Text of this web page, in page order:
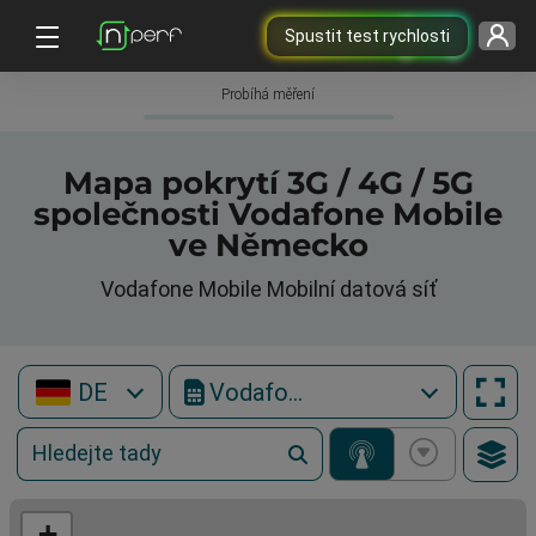
Spustit test rychlosti
Probíhá měření
Mapa pokrytí 3G / 4G / 5G
společnosti Vodafone Mobile
ve Německo
Vodafone Mobile Mobilní datová síť
DE Vodafone Mobile